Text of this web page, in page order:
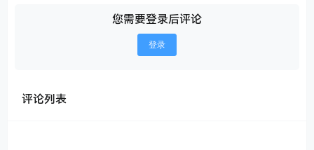
您需要登录后评论
登录
评论列表